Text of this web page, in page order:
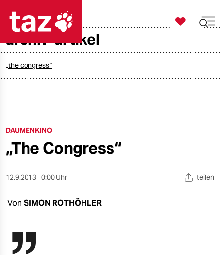
öko
gesellschaft
kultur
sport
nord

taz zahl ich
archiv-artikel
„the congress“
DAUMENKINO
„The Congress“
12.9.2013 0:00 Uhr teilen
Von SIMON ROTHÖHLER
